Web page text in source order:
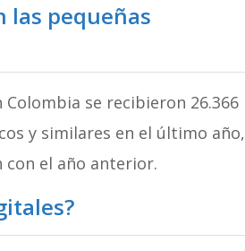
las pequeñas
Colombia se recibieron 26.366
y similares en el último año,
el año anterior.